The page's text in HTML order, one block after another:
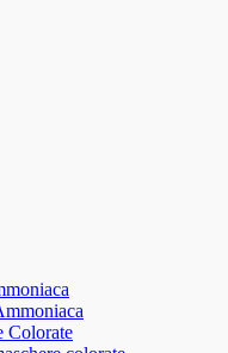
Colorate